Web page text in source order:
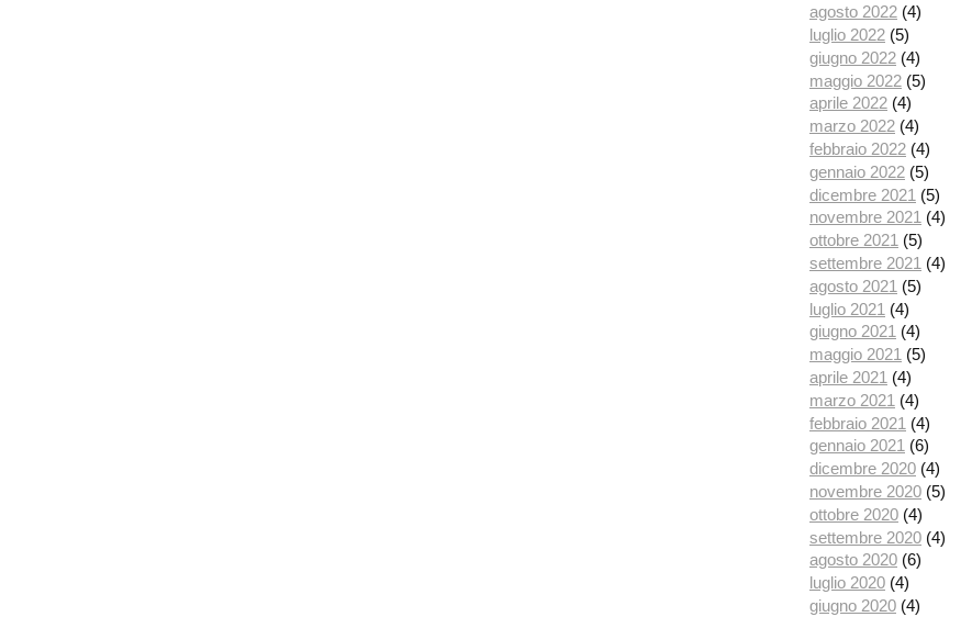
agosto 2022 (4)
luglio 2022 (5)
giugno 2022 (4)
maggio 2022 (5)
aprile 2022 (4)
marzo 2022 (4)
febbraio 2022 (4)
gennaio 2022 (5)
dicembre 2021 (5)
novembre 2021 (4)
ottobre 2021 (5)
settembre 2021 (4)
agosto 2021 (5)
luglio 2021 (4)
giugno 2021 (4)
maggio 2021 (5)
aprile 2021 (4)
marzo 2021 (4)
febbraio 2021 (4)
gennaio 2021 (6)
dicembre 2020 (4)
novembre 2020 (5)
ottobre 2020 (4)
settembre 2020 (4)
agosto 2020 (6)
luglio 2020 (4)
giugno 2020 (4)